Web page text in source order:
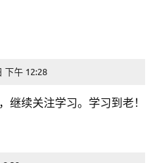
下午 12:28
继续关注学习。学习到老！